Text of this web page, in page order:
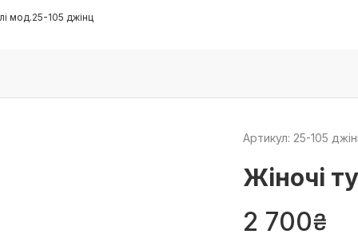
мод.25-105 джінц
Артикул: 25-105
Жіночі
2 700₴